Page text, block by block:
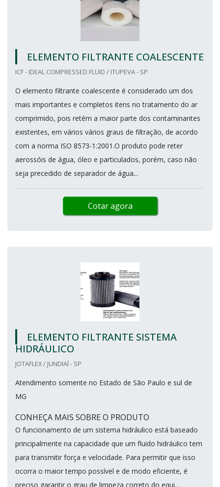
ELEMENTO FILTRANTE COALESCENTE
ICF - IDEAL COMPRESSED FLUID / ITUPEVA - SP
O elemento filtrante coalescente é considerado um dos
mais importantes e completos itens no tratamento do ar
comprimido, pois retém a maior parte dos contaminantes
existentes, em vários vários graus de filtração, de acordo
com a norma ISO 8573-1:2001.O produto pode reter
aerossóis de água, óleo e particulados, porém, caso não
seja precedido de separador de água...
Cotar agora
ELEMENTO FILTRANTE SISTEMA
HIDRÁULICO
JOTAFLEX / JUNDIAÍ - SP
Atendimento somente no Estado de São Paulo e sul de
MG
CONHEÇA MAIS SOBRE O PRODUTO
O funcionamento de um sistema hidráulico está baseado
principalmente na capacidade que um fluido hidráulico tem
para transmitir força e velocidade. Para permitir que isso
ocorra o maior tempo possível e de modo eficiente, é
preciso garantir o grau de limpeza correto do equi...